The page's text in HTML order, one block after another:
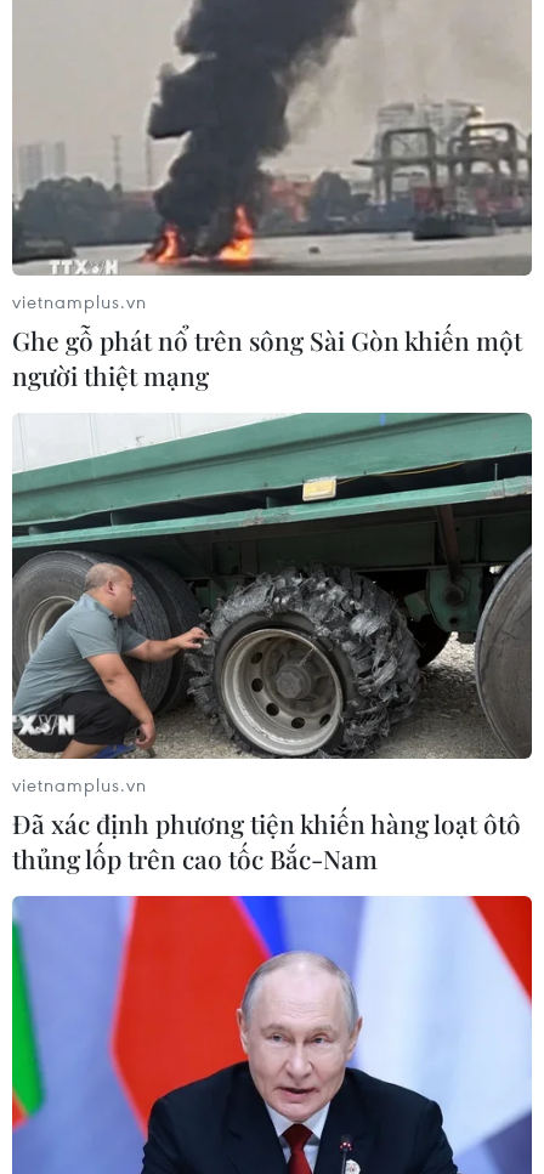
TIN CÙNG CHUYÊN MỤC
Thượng viện Mỹ thông qua dự luật
trừng phạt Nga
08/08/2026 03:50
Canada, Mỹ đàm phán thỏa thuận
thương mại tạm thời nhằm hạ nhiệt
căng thẳng
07/08/2026 23:53
vietnamplus.vn
Ghe gỗ phát nổ trên sông Sài Gòn khiến một
người thiệt mạng
vietnamplus.vn
Đã xác định phương tiện khiến hàng loạt ôtô
thủng lốp trên cao tốc Bắc-Nam